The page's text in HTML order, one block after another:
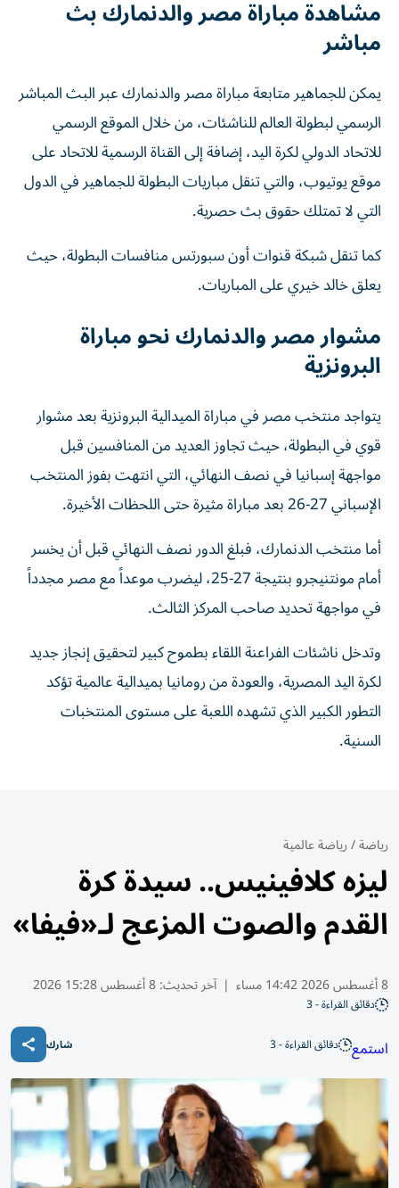
مشاهدة مباراة مصر والدنمارك بث
مباشر
يمكن للجماهير متابعة مباراة مصر والدنمارك عبر البث المباشر
الرسمي لبطولة العالم للناشئات، من خلال الموقع الرسمي
للاتحاد الدولي لكرة اليد، إضافة إلى القناة الرسمية للاتحاد على
موقع يوتيوب، والتي تنقل مباريات البطولة للجماهير في الدول
التي لا تمتلك حقوق بث حصرية.
كما تنقل شبكة قنوات أون سبورتس منافسات البطولة، حيث
يعلق خالد خيري على المباريات.
مشوار مصر والدنمارك نحو مباراة
البرونزية
يتواجد منتخب مصر في مباراة الميدالية البرونزية بعد مشوار
قوي في البطولة، حيث تجاوز العديد من المنافسين قبل
مواجهة إسبانيا في نصف النهائي، التي انتهت بفوز المنتخب
الإسباني 27-26 بعد مباراة مثيرة حتى اللحظات الأخيرة.
أما منتخب الدنمارك، فبلغ الدور نصف النهائي قبل أن يخسر
أمام مونتنيجرو بنتيجة 27-25، ليضرب موعداً مع مصر مجدداً
في مواجهة تحديد صاحب المركز الثالث.
وتدخل ناشئات الفراعنة اللقاء بطموح كبير لتحقيق إنجاز جديد
لكرة اليد المصرية، والعودة من رومانيا بميدالية عالمية تؤكد
التطور الكبير الذي تشهده اللعبة على مستوى المنتخبات
السنية.
رياضة/رياضة عالمية
ليزه كلافينيس.. سيدة كرة
القدم والصوت المزعج لـ«فيفا»
8 أغسطس 2026 14:42 مساء | آخر تحديث:8 أغسطس 15:28 2026
دقائق القراءة - 3
استمع دقائق القراءة - 3 شارك